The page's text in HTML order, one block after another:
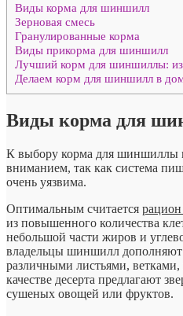
Виды корма для шиншилл
Зерновая смесь
Гранулированные корма
Виды прикорма для шиншилл
Лучший корм для шиншиллы: из
Делаем корм для шиншилл в
Виды корма для
К выбору корма для шиншиллы
вниманием, так как система
очень уязвима.
Оптимальным считается
из повышенного количества
небольшой части жиров и
владельцы шиншилл
различными листьями,
качестве десерта предлагают
сушеных овощей или фруктов.